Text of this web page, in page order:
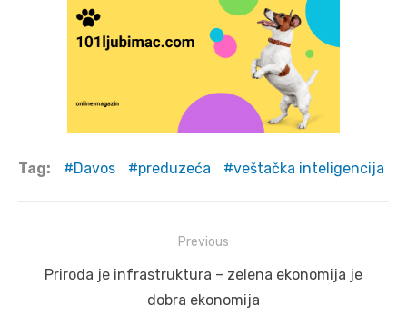
Tag: Davos preduzeća veštačka inteligencija
navigation
Previous
Previous
Priroda je infrastruktura – zelena ekonomija je
dobra ekonomija